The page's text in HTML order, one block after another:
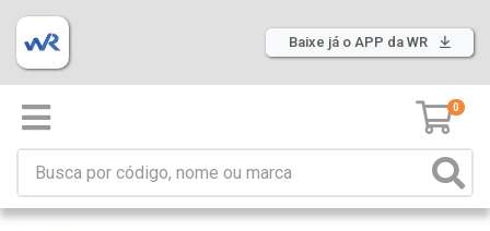
Baixe já o APP da WR
0